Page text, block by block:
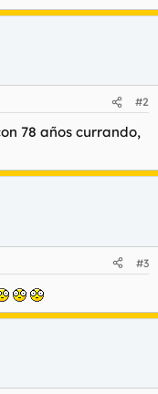
#2
78 años currando,
#3